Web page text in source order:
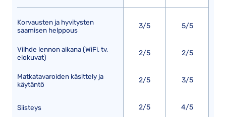
Korvausten ja hyvitysten
saamisen helppous
Viihde lennon aikana (WiFi, tv,
elokuvat)
Matkatavaroiden käsittely ja
käytäntö
Siisteys
3/5
2/5
2/5
2/5
5/5
2/5
3/5
4/5